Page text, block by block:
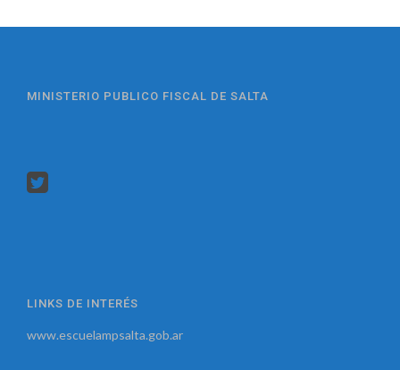
MINISTERIO PUBLICO FISCAL DE SALTA
LINKS DE INTERÉS
www.escuelampsalta.gob.ar